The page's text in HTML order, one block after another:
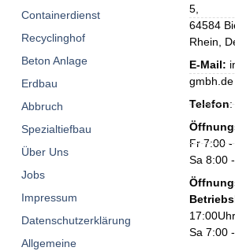
Containerdienst
Recyclinghof
Beton Anlage
Erdbau
Abbruch
Spezialtiefbau
Über Uns
Jobs
Impressum
Datenschutzerklärung
Allgemeine
5,
64584
Rhein,
E-Mail:
gmbh.de
Telefon:
Fr 7:00 -
Sa 8:00
17:00Uhr,
Sa 7:00